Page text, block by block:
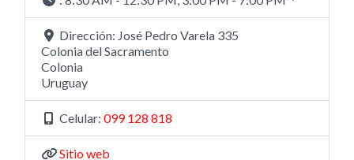
Dirección: José Pedro Varela 335
Colonia del Sacramento
Colonia
Uruguay
Celular: 099 128 818
Sitio web